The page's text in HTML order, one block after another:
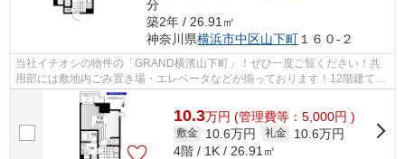
分
築2年 / 26.91㎡
神奈川県横浜市中区山下町１６０-２
当社イチオシの物件の「GRAND横濱山下町」！ぜひ一度ご覧ください！共
用部には敷地内ごみ置き場・エレベータなどが揃っております！12階建てで
快適な物件！外観タイル張りは、汚れが付...
10.3万円 (管理費等：5,000円 )
敷金 10.6万円 礼金
10.6万円
4階 / 1K / 26.91㎡